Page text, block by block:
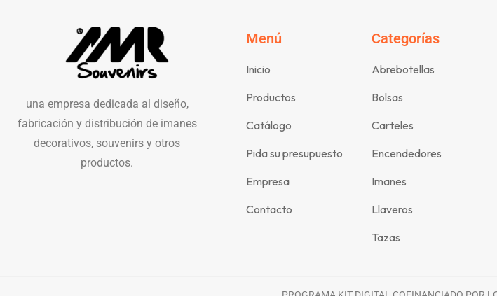
una empresa dedicada al diseño,
fabricación y distribución de imanes
decorativos, souvenirs y otros
productos.
Menú
Inicio
Productos
Catálogo
Pida su presupuesto
Empresa
Contacto
Categorías
Abrebotellas
Bolsas
Carteles
Encendedores
Imanes
Llaveros
Tazas